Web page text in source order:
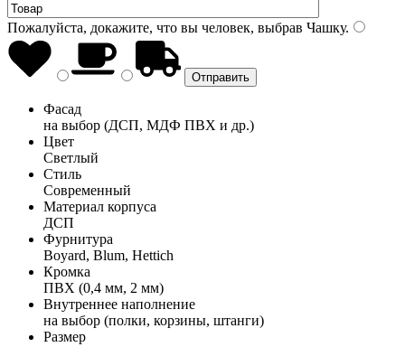
Пожалуйста, докажите, что вы человек, выбрав Чашку.
Фасад
на выбор (ДСП, МДФ ПВХ и др.)
Цвет
Светлый
Стиль
Современный
Материал корпуса
ДСП
Фурнитура
Boyard, Blum, Hettich
Кромка
ПВХ (0,4 мм, 2 мм)
Внутреннее наполнение
на выбор (полки, корзины, штанги)
Размер